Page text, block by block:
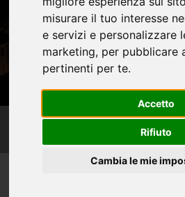
misurare il tuo interesse
e servizi e personalizzare
marketing, per pubblicare
pertinenti per te.
Accetto
Rifiuto
Cambia le mie